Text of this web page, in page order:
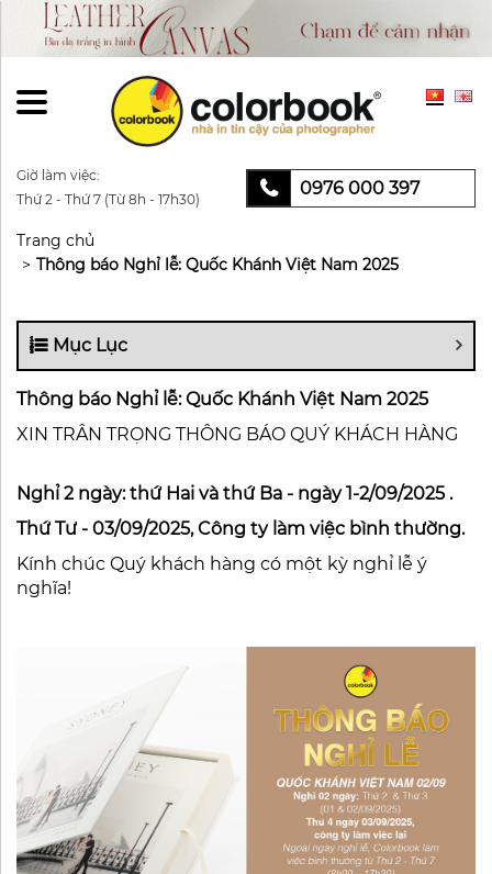
Giờ làm việc:
Thứ 2 - Thứ 7 (Từ 8h - 17h30)
0976 000 397
Trang chủ
Thông báo Nghỉ lễ: Quốc Khánh Việt Nam 2025
Mục Lục
Thông báo Nghỉ lễ: Quốc Khánh Việt Nam 2025
XIN TRÂN TRỌNG THÔNG BÁO QUÝ KHÁCH HÀNG
Nghỉ 2 ngày: thứ Hai và thứ Ba - ngày 1-2/09/2025 .
Thứ Tư - 03/09/2025, Công ty làm việc bình thường.
Kính chúc Quý khách hàng có một kỳ nghỉ lễ ý
nghĩa!